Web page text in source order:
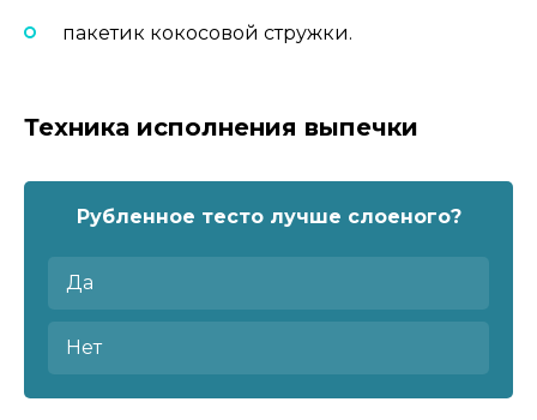
пакетик кокосовой стружки.
Техника исполнения выпечки
Рубленное тесто лучше слоеного?
Да
Нет